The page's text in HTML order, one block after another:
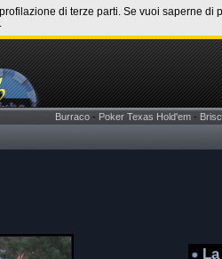
di terze parti. Se vuoi saperne
Burraco - Poker Texas Hold'em -